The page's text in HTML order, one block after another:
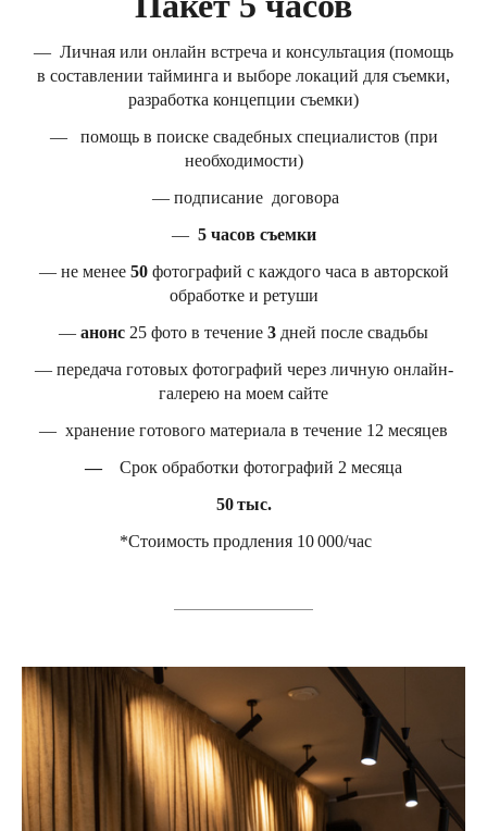
— Личная или онлайн встреча и консультация (помощь
в составлении тайминга и выборе локаций для съемки,
разработка концепции съемки)
— помощь в поиске свадебных специалистов (при
необходимости)
— подписание договора
— 5 часов съемки
— не менее 50фотографий с каждого часа в авторской
обработке и ретуши
— анонс 25 фото в течение 3 дней после свадьбы
— передача готовых фотографий через личную онлайн-
галерею на моем сайте
— хранение готового материала в течение 12 месяцев
—
Срок обработки фотографий 2 месяца
50 тыс.
*Стоимость продления 10 000/час